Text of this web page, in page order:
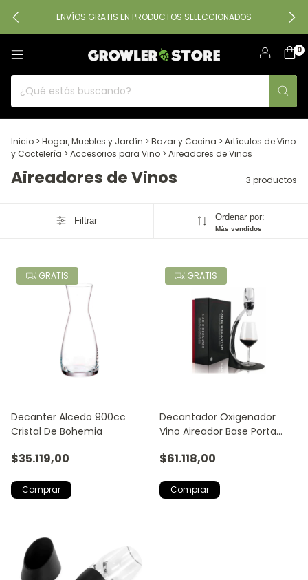
ENVÍOS GRATIS EN PRODUCTOS SELECCIONADOS
0
Inicio > Hogar, Muebles y Jardín > Bazar y Cocina > Artículos de Vino
y Coctelería > Accesorios para Vino > Aireadores de Vinos
Aireadores de Vinos 3 productos
Filtrar Ordenar por:
Más vendidos
GRATIS
Decanter Alcedo 900cc
Cristal De Bohemia
$35.119,00
GRATIS
Decantador Oxigenador
Vino Aireador Base Porta
$61.118,00